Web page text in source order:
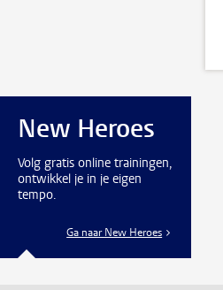
New Heroes
Volg gratis online trainingen,
ontwikkel je in je eigen
tempo.
Ga naar New Heroes